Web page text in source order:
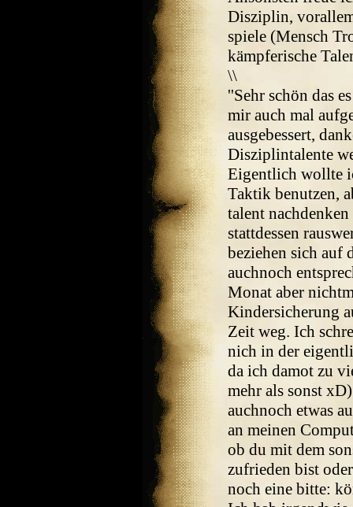
Disziplin,
spiele (Mensch
kämpferische
\\
''Sehr schön das
mir auch mal
ausgebessert,
Disziplintalente
Eigentlich wollte
Taktik benutzen,
talent
stattdessen
beziehen sich auf
auchnoch
Monat aber
Kindersicherung
Zeit weg. Ich
nich in der
da ich damot zu
mehr als sonst
auchnoch etwas
an meinen
ob du mit dem
zufrieden bist
noch eine bitte: